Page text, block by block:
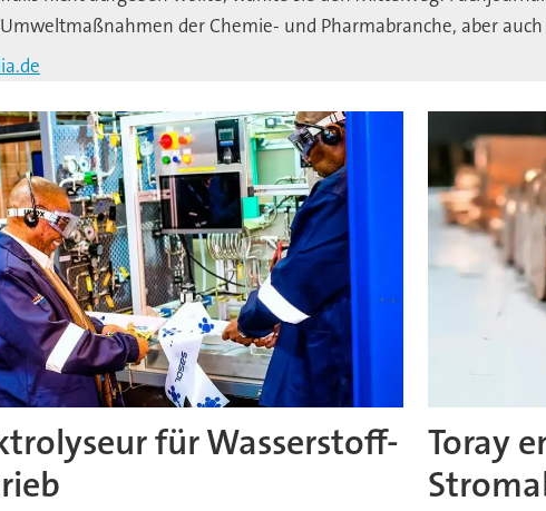
der Chemie- und Pharmabranche, aber
für Wasserstoff-
Toray